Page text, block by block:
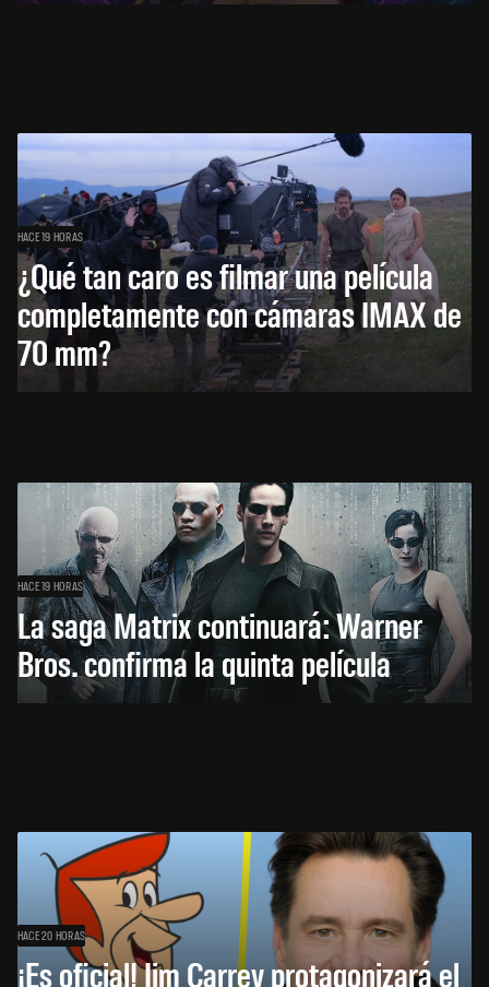
HACE 19 HORAS
¿Qué tan caro es filmar una película
completamente con cámaras IMAX de
70 mm?
HACE 19 HORAS
La saga Matrix continuará: Warner
Bros. confirma la quinta película
HACE 20 HORAS
¡Es oficial! Jim Carrey protagonizará el